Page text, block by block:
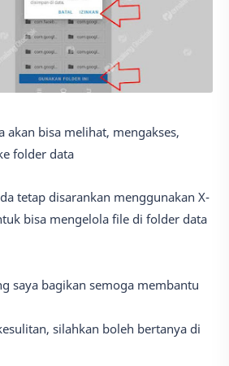
akan bisa melihat, mengakses,
folder data
tetap disarankan menggunakan X-
bisa mengelola file di folder data
saya bagikan semoga membantu
silahkan boleh bertanya di